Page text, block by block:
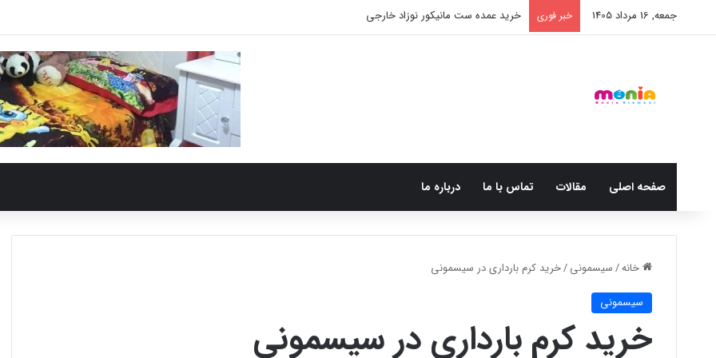
جمعه, 16 مرداد 1405 خبر فوری خرید عمده ست مانیکور نوزاد خارجی
صفحه اصلی مقالات تماس با ما درباره ما
خانه/ سیسمونی/خرید کرم بارداری در سیسمونی
سیسمونی
خرید کرم بارداری در سیسمونی